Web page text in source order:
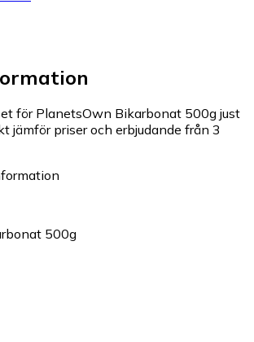
för PlanetsOwn Bikarbonat 500g just
jämför priser och erbjudande från 3
500g